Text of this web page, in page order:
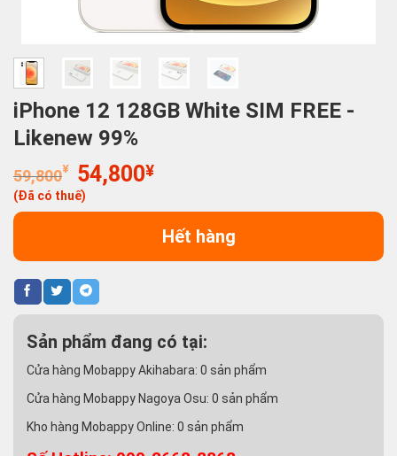
iPhone 12 128GB White SIM FREE -
Likenew 99%
59,800¥
Giá
gốc
là:
54,800¥Giá
tại
là:
54,800¥.
(Đã có thuế)
Hết hàng
Sản phẩm đang có tại:
Cửa hàng Mobappy Akihabara: 0 sản phẩm
Cửa hàng Mobappy Nagoya Osu: 0 sản phẩm
Kho hàng Mobappy Online: 0 sản phẩm